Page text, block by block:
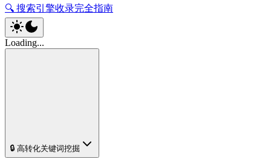
🔍 搜索引擎收录完全指南
Loading...
🔒 高转化关键词挖掘